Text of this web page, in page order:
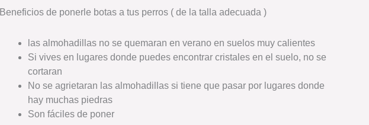
Beneficios de ponerle botas a tus perros ( de la talla adecuada )
las almohadillas no se quemaran en verano en suelos muy calientes
Si vives en lugares donde puedes encontrar cristales en el suelo, no se
cortaran
No se agrietaran las almohadillas si tiene que pasar por lugares donde
hay muchas piedras
Son fáciles de poner